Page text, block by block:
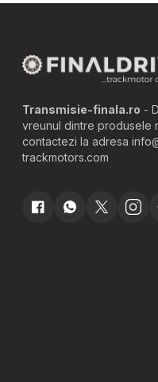
Transmisie-finala.ro -
vreunul dintre produsele
contactezi la adresa
trackmotors.com